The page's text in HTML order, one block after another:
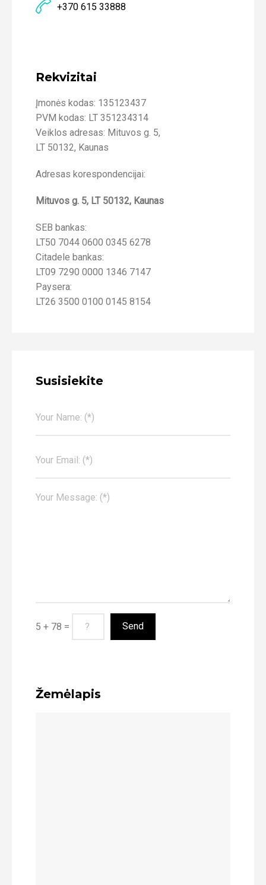
+370 615 33888
Rekvizitai
Įmonės kodas: 135123437
PVM kodas: LT 351234314
Veiklos adresas: Mituvos g. 5,
LT 50132, Kaunas
Adresas korespondencijai:
Mituvos g. 5, LT 50132, Kaunas
SEB bankas:
LT50 7044 0600 0345 6278
Citadele bankas:
LT09 7290 0000 1346 7147
Paysera:
LT26 3500 0100 0145 8154
Susisiekite
5 + 78 =
Žemėlapis